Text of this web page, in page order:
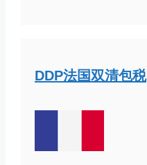
DDP法国双清包税